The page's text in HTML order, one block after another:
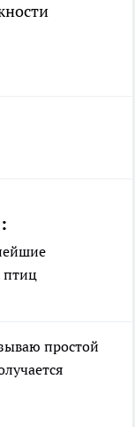
птиц
простой